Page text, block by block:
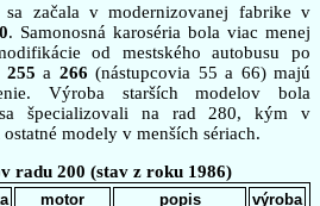
začala v modernizovanej fabrike v
. Samonosná karoséria bola viac menej
od mestského autobusu po
255 a 266 (nástupcovia 55 a 66) majú
Výroba starších modelov bola
špecializovali na rad 280, kým v
modely v menších sériach.
radu 200 (stav z roku 1986)
motor popis
výroba